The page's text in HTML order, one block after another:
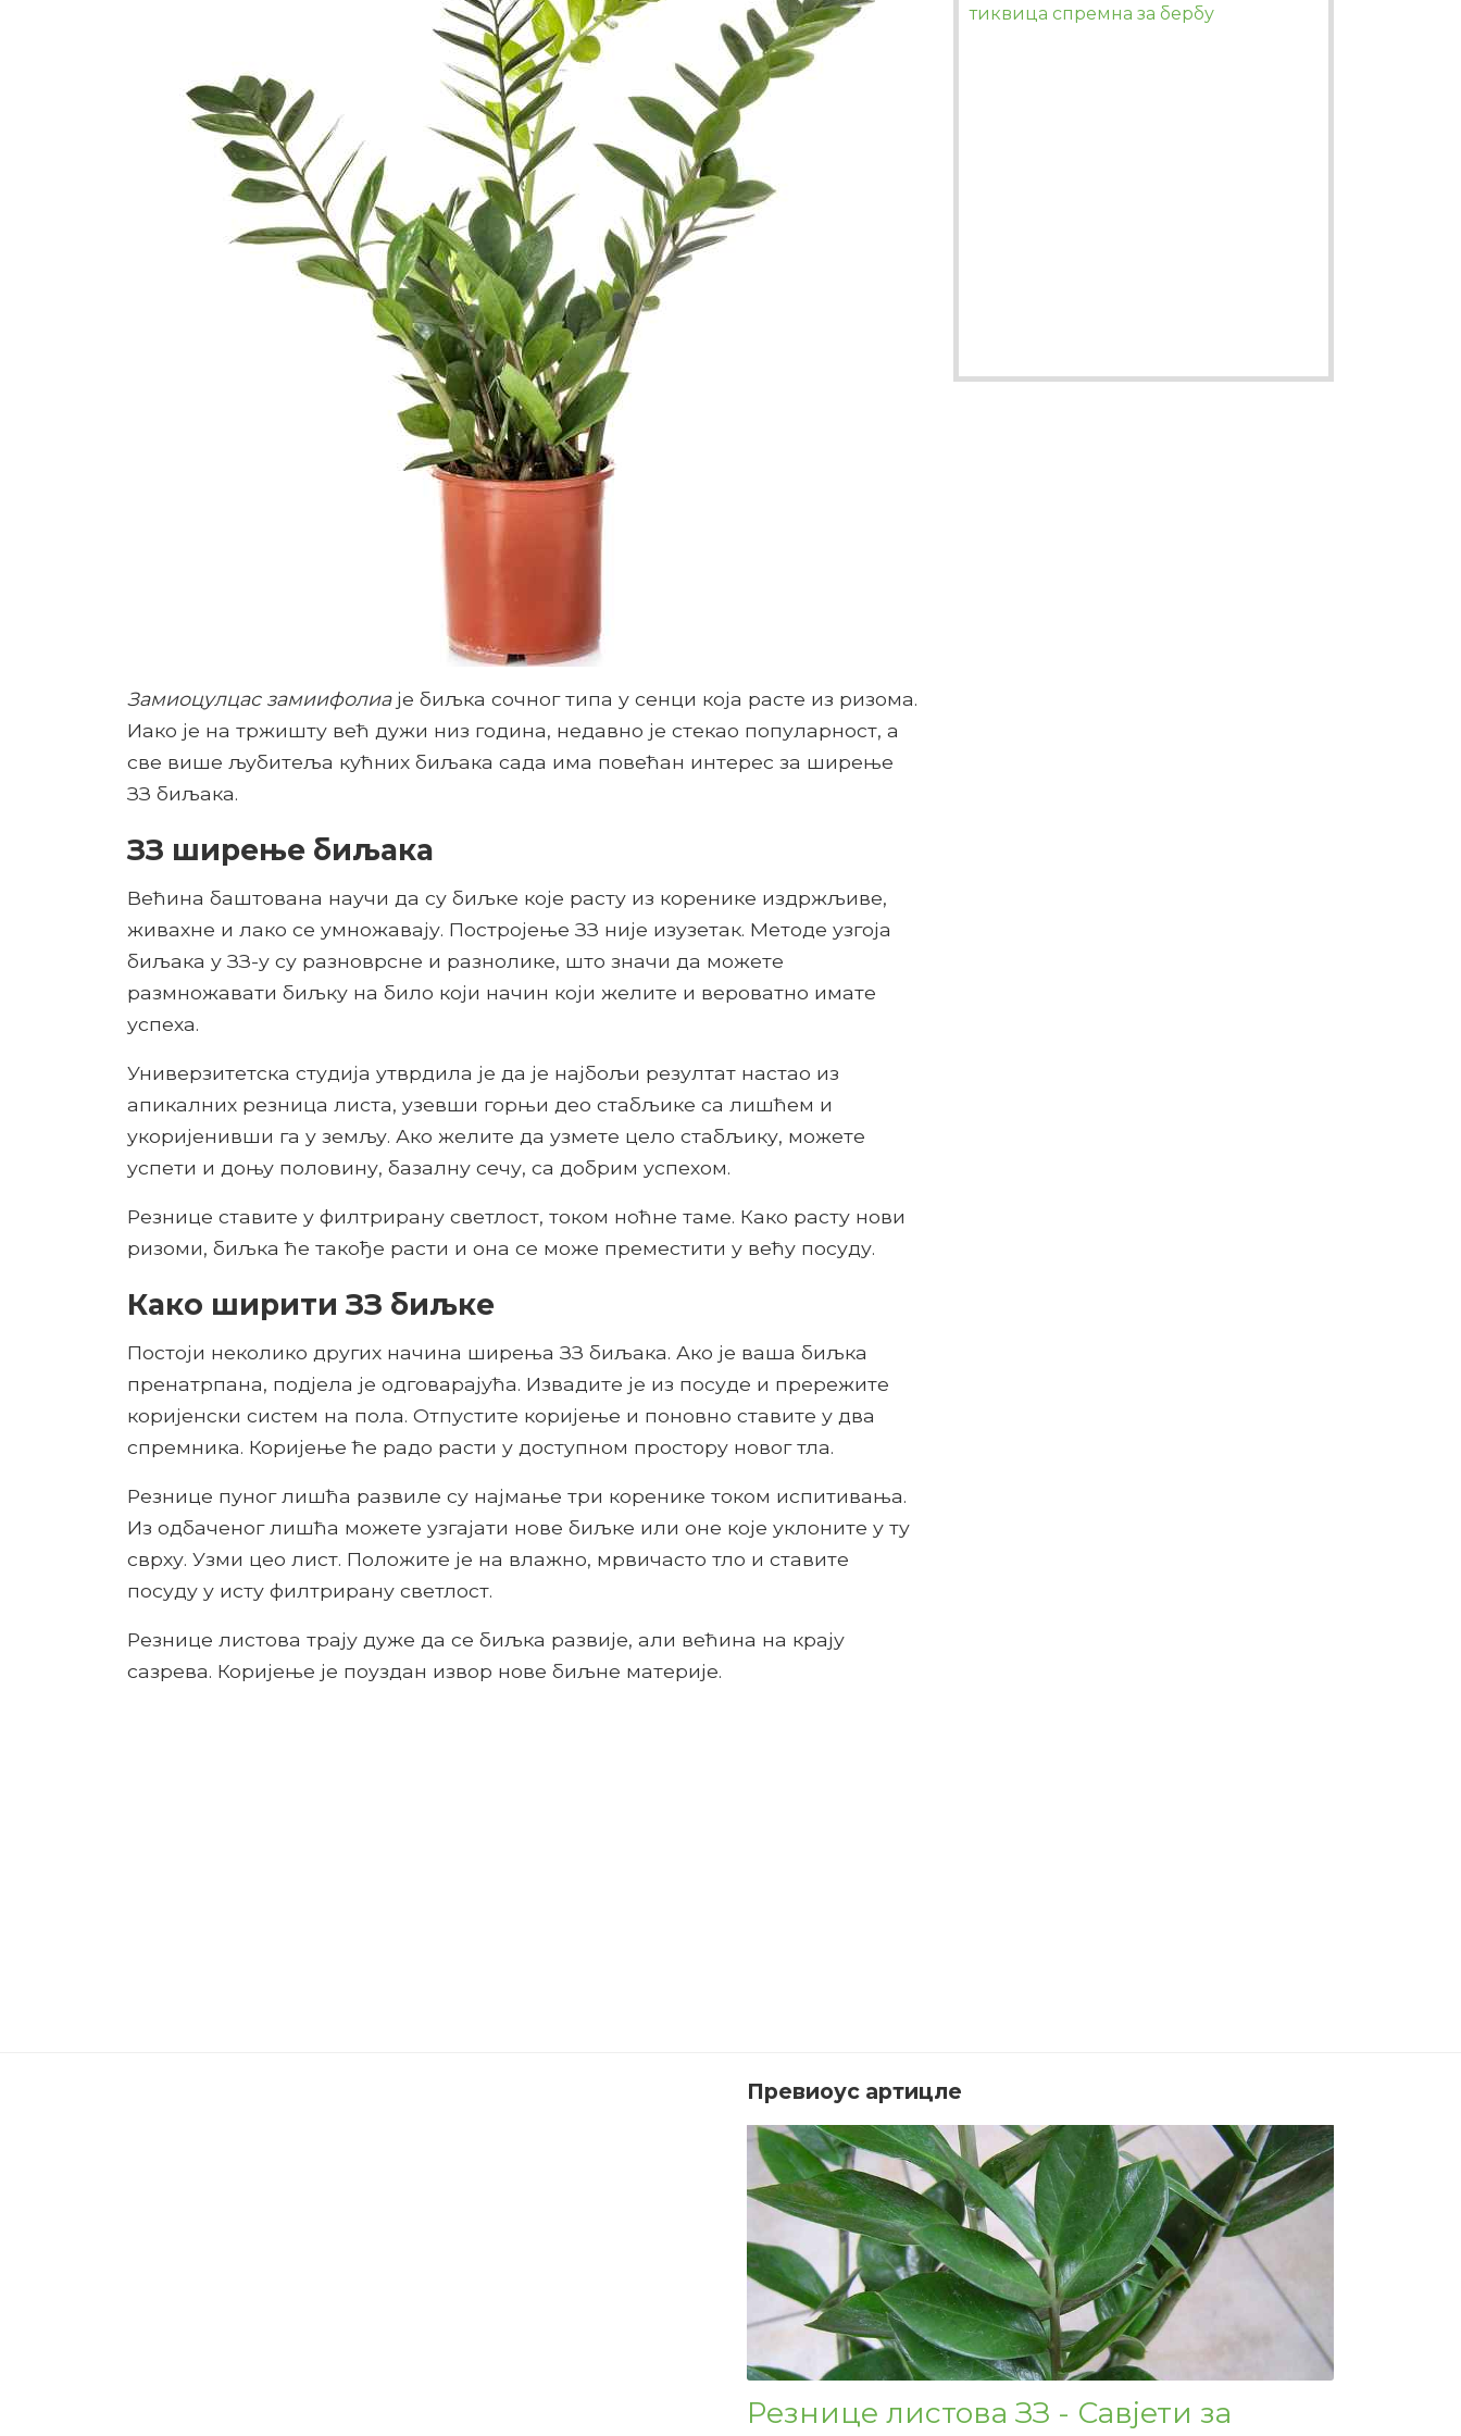
Замиоцулцас замиифолиаје биљка сочног типа у сенци која расте из ризома.
Иако је на тржишту већ дужи низ година, недавно је стекао популарност, а
све више љубитеља кућних биљака сада има повећан интерес за ширење
ЗЗ биљака.
ЗЗ ширење биљака
Већина баштована научи да су биљке које расту из коренике издржљиве,
живахне и лако се умножавају. Постројење ЗЗ није изузетак. Методе узгоја
биљака у ЗЗ-у су разноврсне и разнолике, што значи да можете
размножавати биљку на било који начин који желите и вероватно имате
успеха.
Универзитетска студија утврдила је да је најбољи резултат настао из
апикалних резница листа, узевши горњи део стабљике са лишћем и
укоријенивши га у земљу. Ако желите да узмете цело стабљику, можете
успети и доњу половину, базалну сечу, са добрим успехом.
Резнице ставите у филтрирану светлост, током ноћне таме. Како расту нови
ризоми, биљка ће такође расти и она се може преместити у већу посуду.
Како ширити ЗЗ биљке
Постоји неколико других начина ширења ЗЗ биљака. Ако је ваша биљка
пренатрпана, подјела је одговарајућа. Извадите је из посуде и прережите
коријенски систем на пола. Отпустите коријење и поновно ставите у два
спремника. Коријење ће радо расти у доступном простору новог тла.
Резнице пуног лишћа развиле су најмање три коренике током испитивања.
Из одбаченог лишћа можете узгајати нове биљке или оне које уклоните у ту
сврху. Узми цео лист. Положите је на влажно, мрвичасто тло и ставите
посуду у исту филтрирану светлост.
Резнице листова трају дуже да се биљка развије, али већина на крају
сазрева. Коријење је поуздан извор нове биљне материје.
тиквица спремна за бербу
Превиоус артицле
Резнице листова ЗЗ - Савјети за